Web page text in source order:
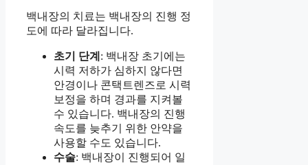
백내장의 치료는 백내장의 진행 정
도에 따라 달라집니다.
초기 단계 : 백내장 초기에는
시력 저하가 심하지 않다면
안경이나 콘택트렌즈로 시력
보정을 하며 경과를 지켜볼
수 있습니다. 백내장의 진행
속도를 늦추기 위한 안약을
사용할 수도 있습니다.
수술: 백내장이 진행되어 일